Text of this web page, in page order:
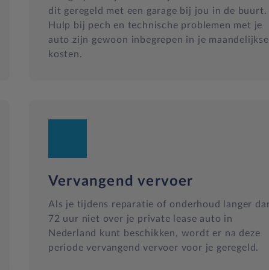
dit geregeld met een garage bij jou in de buurt.
Hulp bij pech en technische problemen met je
auto zijn gewoon inbegrepen in je maandelijkse
kosten.
Vervangend vervoer
Als je tijdens reparatie of onderhoud langer
72 uur niet over je private lease auto in
Nederland kunt beschikken, wordt er na deze
periode vervangend vervoer voor je geregeld.